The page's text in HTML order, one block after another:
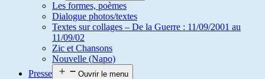
Les formes, poèmes
Dialogue photos/textes
Textes sur collages – De la Guerre : 11/09/2001 au
11/09/02
Zic et Chansons
Nouvelle (Napo)
Presse
Ouvrir le menu